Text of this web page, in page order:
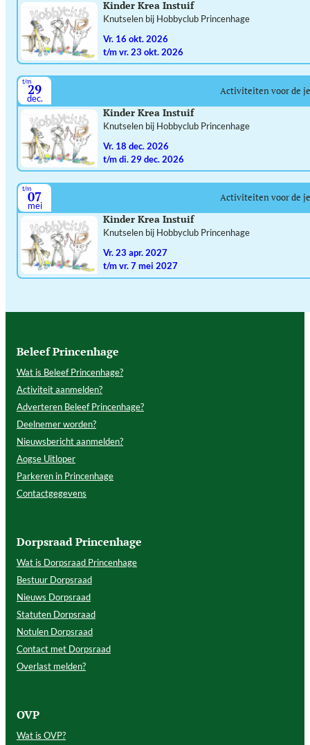
Kinder Krea Instuif
Knutselen bij Hobbyclub Princenhage
vr. 16 okt. 2026
t/m vr. 23 okt. 2026
t/m
29
dec.
Activiteiten voor de
Kinder Krea Instuif
Knutselen bij Hobbyclub Princenhage
vr. 18 dec. 2026
t/m di. 29 dec. 2026
t/m
07
mei
Activiteiten voor de
Kinder Krea Instuif
Knutselen bij Hobbyclub Princenhage
vr. 23 apr. 2027
t/m vr. 7 mei 2027
Beleef Princenhage
Wat is Beleef Princenhage?
Activiteit aanmelden?
Adverteren Beleef Princenhage?
Deelnemer worden?
Nieuwsbericht aanmelden?
Aogse Uitloper
Parkeren in Princenhage
Contactgegevens
Dorpsraad Princenhage
Wat is Dorpsraad Princenhage
Bestuur Dorpsraad
Nieuws Dorpsraad
Statuten Dorpsraad
Notulen Dorpsraad
Contact met Dorpsraad
Overlast melden?
OVP
Wat is OVP?